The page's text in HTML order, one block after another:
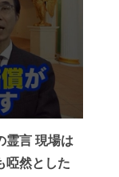
霊言 現場は
啞然とした